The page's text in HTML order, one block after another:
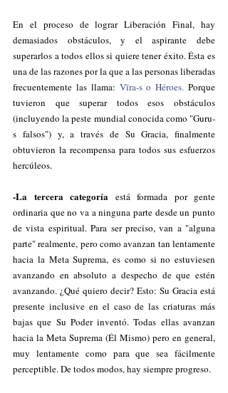
En el proceso de lograr Liberación Final, hay
demasiados obstáculos, y el aspirante debe
superarlos a todos ellos si quiere tener éxito. Ésta es
una de las razones por la que a las personas liberadas
frecuentemente las llama: Vīra-s o Héroes. Porque
tuvieron que superar todos esos obstáculos
(incluyendo la peste mundial conocida como "Guru-
s falsos") y, a través de Su Gracia, finalmente
obtuvieron la recompensa para todos sus esfuerzos
hercúleos.
-La tercera categoría está formada por gente
ordinaria que no va a ninguna parte desde un punto
de vista espiritual. Para ser preciso, van a "alguna
parte" realmente, pero como avanzan tan lentamente
hacia la Meta Suprema, es como si no estuviesen
avanzando en absoluto a despecho de que estén
avanzando. ¿Qué quiero decir? Esto: Su Gracia está
presente inclusive en el caso de las criaturas más
bajas que Su Poder inventó. Todas ellas avanzan
hacia la Meta Suprema (Él Mismo) pero en general,
muy lentamente como para que sea fácilmente
perceptible. De todos modos, hay siempre progreso.